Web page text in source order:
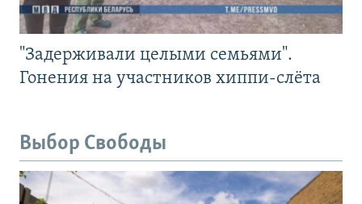
"Задерживали целыми семьями".
Гонения на участников хиппи-слёта
Выбор Свободы